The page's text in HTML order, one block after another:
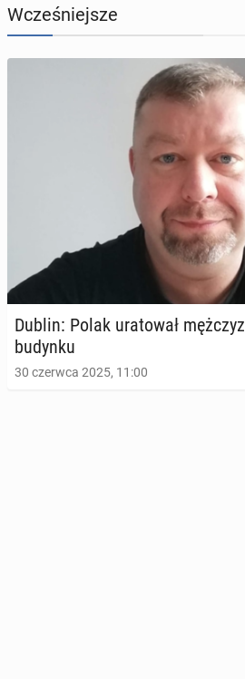
zwrotu zasiłku
Wcześniejsze
Dublin: Polak ura­to­wał
budynku
30 czerwca 2025, 11:00